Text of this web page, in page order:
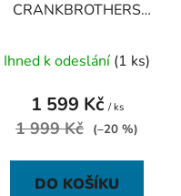
CRANKBROTHERS
Silver
Ihned k odeslání (1 ks)
1 599 Kč / ks
1 999 Kč (–20 %)
DO KOŠÍKU